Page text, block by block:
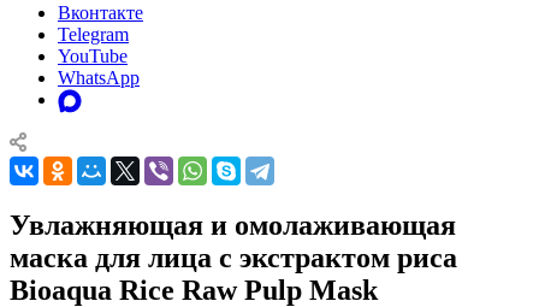
Вконтакте
Telegram
YouTube
WhatsApp
Увлажняющая и омолаживающая
маска для лица с экстрактом риса
Bioaqua Rice Raw Pulp Mask